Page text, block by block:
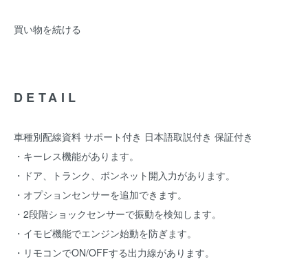
買い物を続ける
DETAIL
車種別配線資料 サポート付き 日本語取説付き 保証付き
・キーレス機能があります。
・ドア、トランク、ボンネット開入力があります。
・オプションセンサーを追加できます。
・2段階ショックセンサーで振動を検知します。
・イモビ機能でエンジン始動を防ぎます。
・リモコンでON/OFFする出力線があります。